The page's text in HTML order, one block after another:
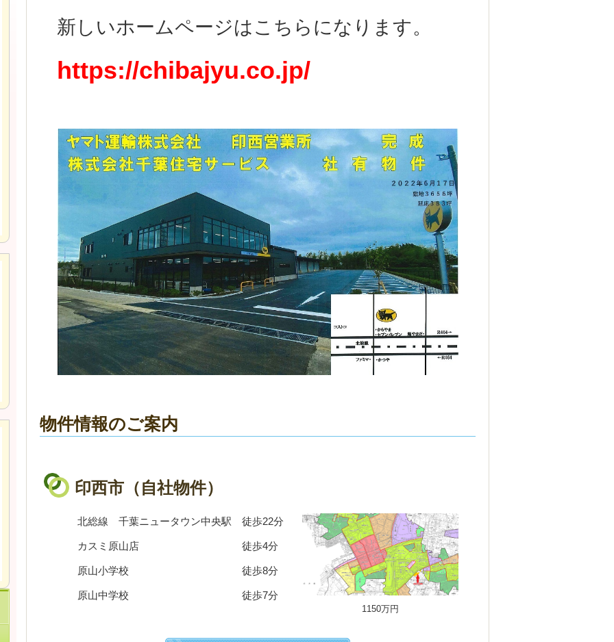
新しいホームページはこちらになります。
https://chibajyu.co.jp/
物件情報のご案内
印西市（自社物件）
1150万円
北総線 千葉ニュータウン中央駅 徒歩22分
カスミ原山店 徒歩4分
原山小学校 徒歩8分
原山中学校 徒歩7分